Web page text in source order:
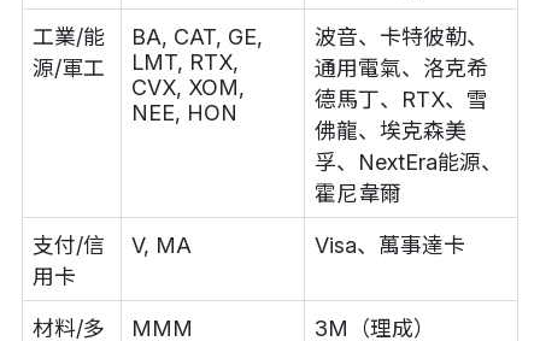
工業/能
源/軍工
BA, CAT, GE,
LMT, RTX,
CVX, XOM,
NEE, HON
波音、卡特彼勒、
通用電氣、洛克希
德馬丁、RTX、雪
佛龍、埃克森美
孚、NextEra能源、
霍尼韋爾
支付/信
用卡
V, MA Visa、萬事達卡
材料/多 MMM 3M（理成）